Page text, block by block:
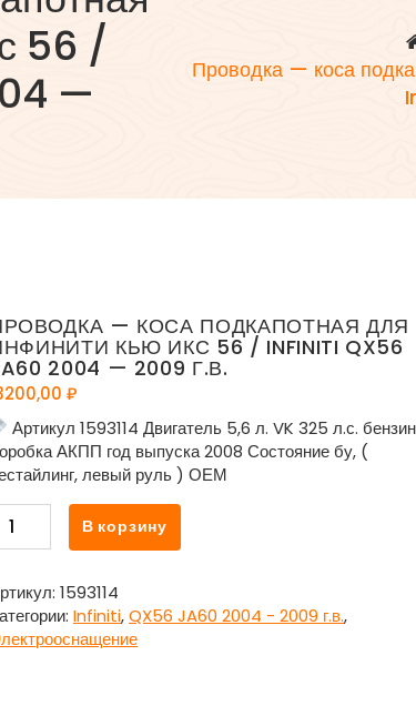
56 /
—
Проводка — коса
— КОСА ПОДКАПОТНАЯ ДЛЯ
КЬЮ ИКС 56 / INFINITI QX56
2004 — 2009 Г.В.
₽
Артикул 1593114 Двигатель 5,6 л. VK 325 л.с. бензин
АКПП год выпуска 2008 Состояние бу, (
левый руль ) ОЕМ
Количество
товара
В корзину
1593114
Infiniti,QX56 JA60 2004 - 2009 г.в.,